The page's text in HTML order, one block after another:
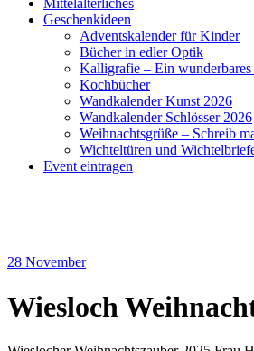
Mittelalterliches
Geschenkideen
Adventskalender für Kinder
Bücher in edler Optik
Kalligrafie – Ein wunderbares
Kochbücher
Wandkalender Kunst 2026
Wandkalender Schlösser 2026
Weihnachtsgrüße – Schreib
Wichteltüren und
Event eintragen
28 November
Wiesloch